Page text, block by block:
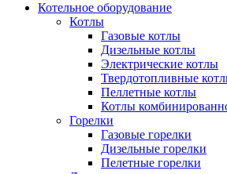
Котельное оборудование
Котлы
Газовые котлы
Дизельные котлы
Электрические котлы
Твердотопливные
Пеллетные котлы
Котлы
Горелки
Газовые горелки
Дизельные горелки
Пелетные горелки